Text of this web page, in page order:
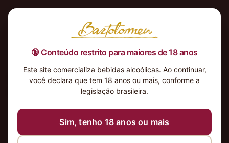
🔞 Conteúdo restrito para maiores de 18 anos
Este site comercializa bebidas alcoólicas. Ao continuar,
você declara que tem 18 anos ou mais, conforme a
legislação brasileira.
Sim, tenho 18 anos ou mais
herdade-de-sao-miguel-
logomarca_1